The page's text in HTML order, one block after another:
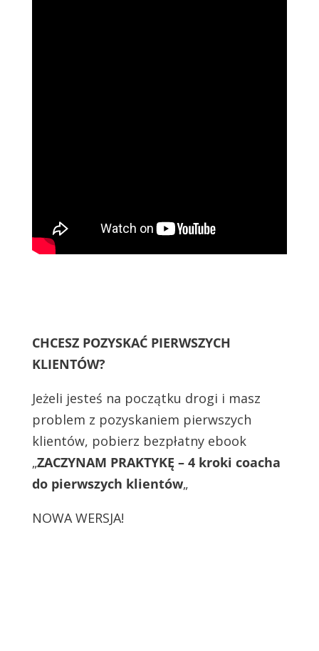
CHCESZ POZYSKAĆ PIERWSZYCH
KLIENTÓW?
Jeżeli jesteś na początku drogi i masz
problem z pozyskaniem pierwszych
klientów, pobierz bezpłatny ebook
„ZACZYNAM PRAKTYKĘ – 4 kroki coacha
do pierwszych klientów„
NOWA WERSJA!